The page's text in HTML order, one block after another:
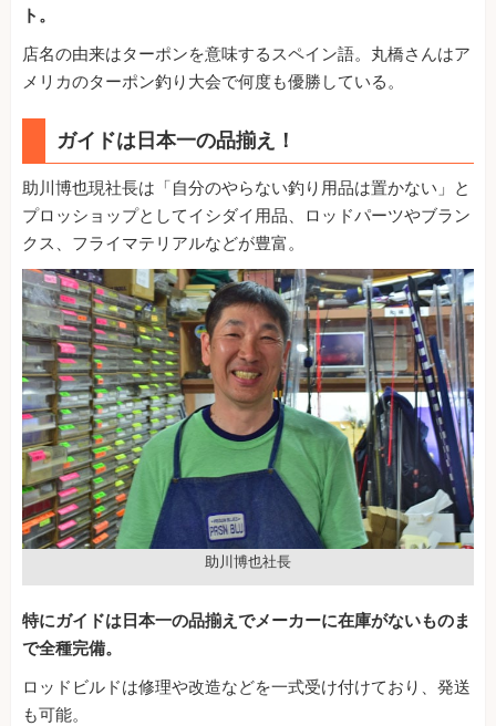
ト。
店名の由来はターポンを意味するスペイン語。丸橋さんはア
メリカのターポン釣り大会で何度も優勝している。
ガイドは日本一の品揃え！
助川博也現社長は「自分のやらない釣り用品は置かない」と
プロッショップとしてイシダイ用品、ロッドパーツやブラン
クス、フライマテリアルなどが豊富。
助川博也社長
特にガイドは日本一の品揃えでメーカーに在庫がないものま
で全種完備。
ロッドビルドは修理や改造などを一式受け付けており、発送
も可能。